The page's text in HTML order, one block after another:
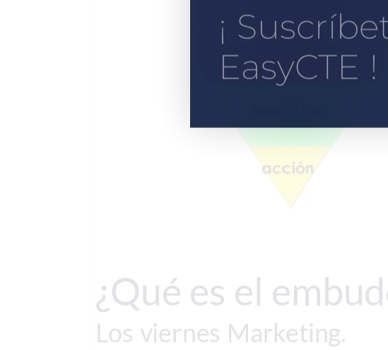
¿Qué es el
Los viernes Marketing.
¡
EasyCTE !